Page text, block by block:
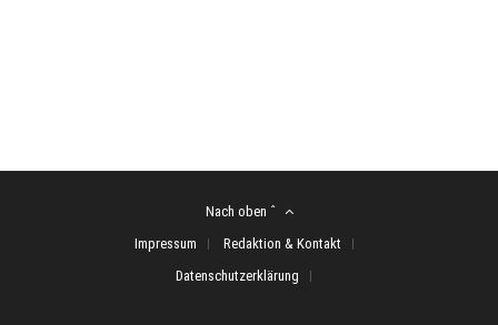
Nach oben ˆ
Impressum
Redaktion & Kontakt
Datenschutzerklärung